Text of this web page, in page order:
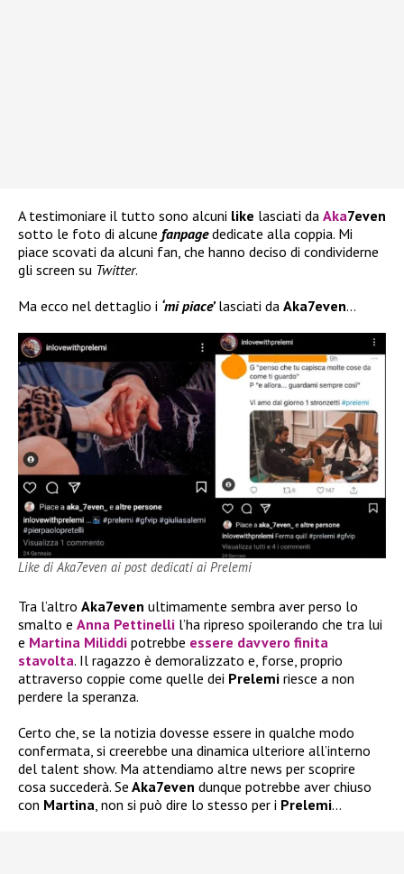
A testimoniare il tutto sono alcuni like lasciati da Aka7even
sotto le foto di alcune fanpagededicate alla coppia. Mi
piace scovati da alcuni fan, che hanno deciso di condividerne
gli screen su Twitter.
Ma ecco nel dettaglio i ‘mi piace’lasciati da Aka7even…
Like di Aka7even ai post dedicati ai Prelemi
Tra l’altro Aka7even ultimamente sembra aver perso lo
smalto e Anna Pettinelli l’ha ripreso spoilerando che tra lui
e Martina Miliddi potrebbe essere davvero finita
stavolta. Il ragazzo è demoralizzato e, forse, proprio
attraverso coppie come quelle dei Prelemi riesce a non
perdere la speranza.
Certo che, se la notizia dovesse essere in qualche modo
confermata, si creerebbe una dinamica ulteriore all’interno
del talent show. Ma attendiamo altre news per scoprire
cosa succederà. Se Aka7even dunque potrebbe aver chiuso
con Martina, non si può dire lo stesso per i Prelemi…